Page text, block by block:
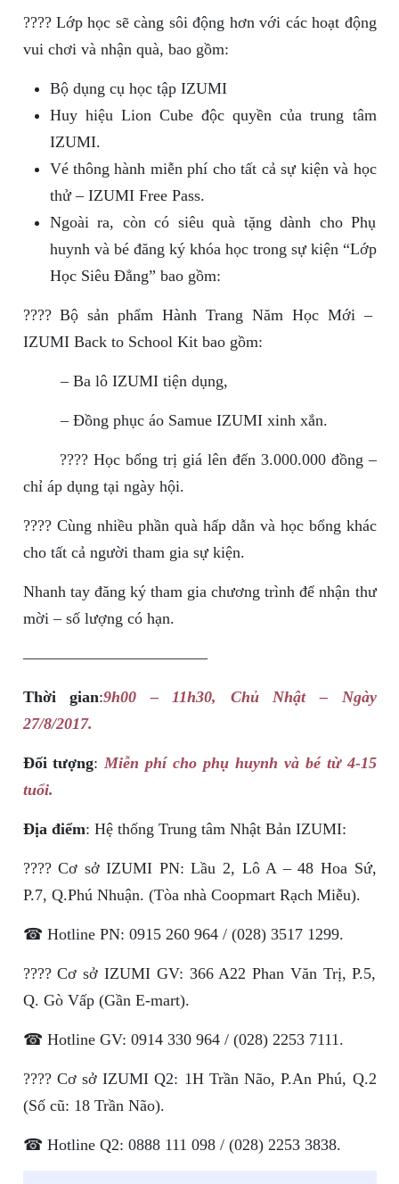
???? Lớp học sẽ càng sôi động hơn với các hoạt động
vui chơi và nhận quà, bao gồm:
Bộ dụng cụ học tập IZUMI
Huy hiệu Lion Cube độc quyền của trung tâm
IZUMI.
Vé thông hành miễn phí cho tất cả sự kiện và học
thử – IZUMI Free Pass.
Ngoài ra, còn có siêu quà tặng dành cho Phụ
huynh và bé đăng ký khóa học trong sự kiện “Lớp
Học Siêu Đẳng” bao gồm:
???? Bộ sản phẩm Hành Trang Năm Học Mới –
IZUMI Back to School Kit bao gồm:
– Ba lô IZUMI tiện dụng,
– Đồng phục áo Samue IZUMI xinh xắn.
???? Học bổng trị giá lên đến 3.000.000 đồng –
chỉ áp dụng tại ngày hội.
???? Cùng nhiều phần quà hấp dẫn và học bổng khác
cho tất cả người tham gia sự kiện.
Nhanh tay đăng ký tham gia chương trình để nhận thư
mời – số lượng có hạn.
———————————–
Thời gian:9h00 – 11h30, Chủ Nhật – Ngày
27/8/2017.
Đối tượng:Miễn phí cho phụ huynh và bé từ 4-15
tuổi.
Địa điểm: Hệ thống Trung tâm Nhật Bản IZUMI:
???? Cơ sở IZUMI PN: Lầu 2, Lô A – 48 Hoa Sứ,
P.7, Q.Phú Nhuận. (Tòa nhà Coopmart Rạch Miễu).
☎ Hotline PN: 0915 260 964 / (028) 3517 1299.
???? Cơ sở IZUMI GV: 366 A22 Phan Văn Trị, P.5,
Q. Gò Vấp (Gần E-mart).
☎ Hotline GV: 0914 330 964 / (028) 2253 7111.
???? Cơ sở IZUMI Q2: 1H Trần Não, P.An Phú, Q.2
(Số cũ: 18 Trần Não).
☎ Hotline Q2: 0888 111 098 / (028) 2253 3838.